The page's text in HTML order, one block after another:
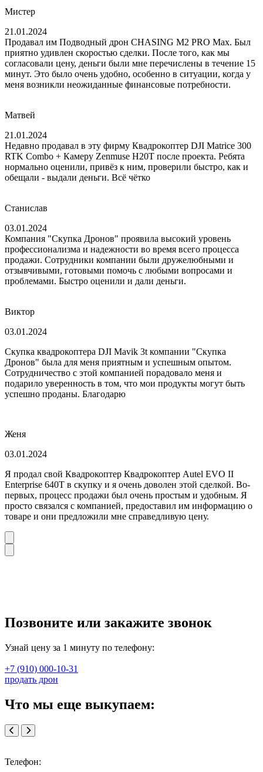
Мистер
21.01.2024
Продавал им Подводный дрон CHASING M2 PRO Max. Был
приятно удивлен скоростью сделки. После того, как мы
согласовали цену, деньги были мне перечислены в течение 15
минут. Это было очень удобно, особенно в ситуации, когда у
меня возникли неожиданные финансовые потребности.
Матвей
21.01.2024
Недавно продавал в эту фирму Квадрокоптер DJI Matrice 300
RTK Combo + Камеру Zenmuse H20T после проекта. Ребята
нормально оценили, привёз к ним, проверили быстро, как и
обещали - выдали деньги. Всё чётко
Станислав
03.01.2024
Компания "Скупка Дронов" проявила высокий уровень
профессионализма и надежности во время всего процесса
продажи. Сотрудники компании были дружелюбными и
отзывчивыми, готовыми помочь с любыми вопросами и
проблемами. Быстро оценили и дали деньги.
Виктор
03.01.2024
Скупка квадрокоптера DJI Mavik 3t компании "Скупка
Дронов" была для меня приятным и успешным опытом.
Сотрудничество с этой компанией порадовало меня и
подарило уверенность в том, что мои продукты могут быть
успешно проданы. Благодарю
Женя
03.01.2024
Я продал свой Квадрокоптер Квадрокоптер Autel EVO II
Enterprise 640T в скупку и я очень доволен этой сделкой. Во-
первых, процесс продажи был очень простым и удобным. Я
просто связался с компанией, предоставил им информацию о
товаре и они предложили мне справедливую цену.
Позвоните или закажите звонок
Узнай цену за 1 минуту по телефону:
+7 (910) 000-10-31
продать дрон
Что мы еще выкупаем:
Телефон: